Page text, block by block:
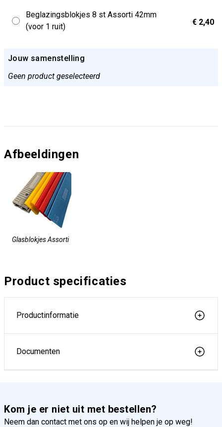
Beglazingsblokjes 8 st Assorti 42mm
(voor 1 ruit)
€ 2,40
Jouw samenstelling
Geen product geselecteerd
Afbeeldingen
Glasblokjes Assorti
Product specificaties
Productinformatie
Documenten
Kom je er niet uit met bestellen?
Neem dan contact met ons op en wij helpen je op weg!